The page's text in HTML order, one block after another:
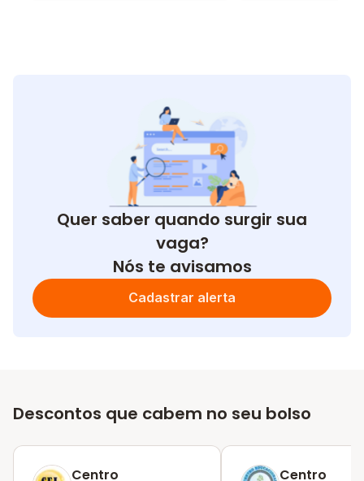
Quer saber quando surgir sua
vaga?
Nós te avisamos
Cadastrar alerta
Descontos que cabem no seu bolso
Centro Centro